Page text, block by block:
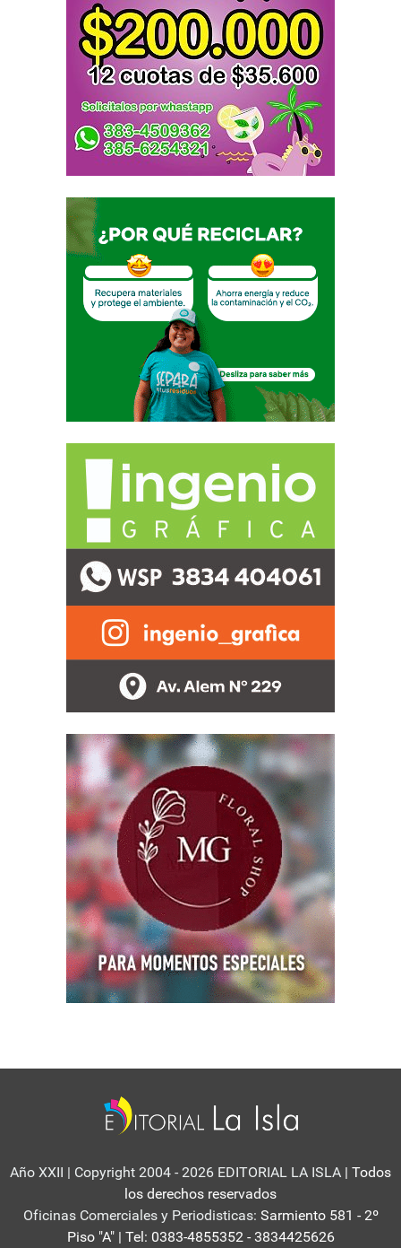
Año XXII | Copyright 2004 - 2026 EDITORIAL LA ISLA | Todos
los derechos reservados
Oficinas Comerciales y Periodisticas: Sarmiento 581 - 2º
Piso "A" | Tel: 0383-4855352 - 3834425626